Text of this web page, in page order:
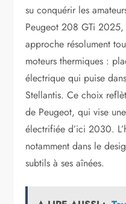
su conquérir les
Peugeot 208 GTi
approche résolument
moteurs thermiques :
électrique qui puise
Stellantis. Ce choix
de Peugeot, qui vise
électrifiée d’ici 2030.
notamment dans le
subtils à ses aînées.